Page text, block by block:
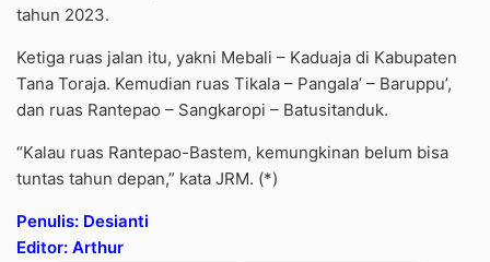
tahun 2023.
Ketiga ruas jalan itu, yakni Mebali – Kaduaja di Kabupaten
Tana Toraja. Kemudian ruas Tikala – Pangala’ – Baruppu’,
dan ruas Rantepao – Sangkaropi – Batusitanduk.
“Kalau ruas Rantepao-Bastem, kemungkinan belum bisa
tuntas tahun depan,” kata JRM. (*)
Penulis: Desianti
Editor: Arthur